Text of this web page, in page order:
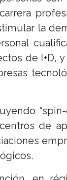
la
de I+D, y
de